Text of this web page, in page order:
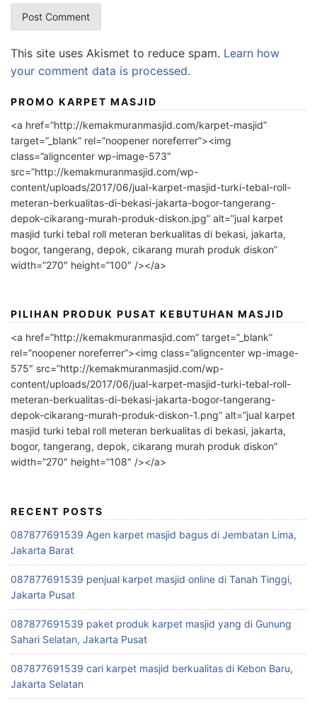
This site uses Akismet to reduce spam. Learn how
your comment data is processed.
PROMO KARPET MASJID
<a href=”http://kemakmuranmasjid.com/karpet-masjid”
target=”_blank” rel=”noopener noreferrer”><img
class=”aligncenter wp-image-573″
src=”http://kemakmuranmasjid.com/wp-
content/uploads/2017/06/jual-karpet-masjid-turki-tebal-roll-
meteran-berkualitas-di-bekasi-jakarta-bogor-tangerang-
depok-cikarang-murah-produk-diskon.jpg” alt=”jual karpet
masjid turki tebal roll meteran berkualitas di bekasi, jakarta,
bogor, tangerang, depok, cikarang murah produk diskon”
width=”270″ height=”100″ /></a>
PILIHAN PRODUK PUSAT KEBUTUHAN MASJID
<a href=”http://kemakmuranmasjid.com” target=”_blank”
rel=”noopener noreferrer”><img class=”aligncenter wp-image-
575″ src=”http://kemakmuranmasjid.com/wp-
content/uploads/2017/06/jual-karpet-masjid-turki-tebal-roll-
meteran-berkualitas-di-bekasi-jakarta-bogor-tangerang-
depok-cikarang-murah-produk-diskon-1.png” alt=”jual karpet
masjid turki tebal roll meteran berkualitas di bekasi, jakarta,
bogor, tangerang, depok, cikarang murah produk diskon”
width=”270″ height=”108″ /></a>
RECENT POSTS
087877691539 Agen karpet masjid bagus di Jembatan Lima,
Jakarta Barat
087877691539 penjual karpet masjid online di Tanah Tinggi,
Jakarta Pusat
087877691539 paket produk karpet masjid yang di Gunung
Sahari Selatan, Jakarta Pusat
087877691539 cari karpet masjid berkualitas di Kebon Baru,
Jakarta Selatan